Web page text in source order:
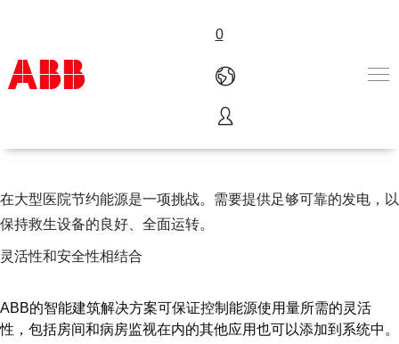
0
产品和解决方案
服务
Where to buy
联系我们
在大型医院节约能源是一项挑战。需要提供足够可靠的发电，以
保持救生设备的良好、全面运转。
灵活性和安全性相结合
ABB的智能建筑解决方案可保证控制能源使用量所需的灵活
性，包括房间和病房监视在内的其他应用也可以添加到系统中。